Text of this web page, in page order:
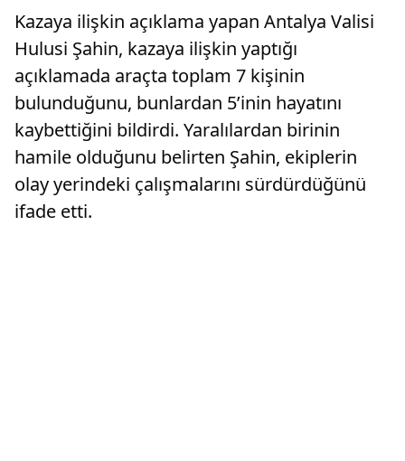
Kazaya ilişkin açıklama yapan Antalya Valisi
Hulusi Şahin, kazaya ilişkin yaptığı
açıklamada araçta toplam 7 kişinin
bulunduğunu, bunlardan 5’inin hayatını
kaybettiğini bildirdi. Yaralılardan birinin
hamile olduğunu belirten Şahin, ekiplerin
olay yerindeki çalışmalarını sürdürdüğünü
ifade etti.